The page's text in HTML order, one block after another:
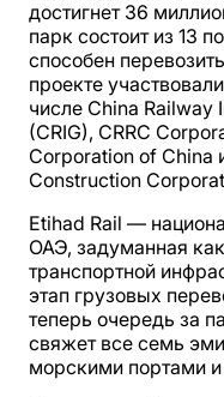
достигнет 36
парк состоит из 13
способен
проекте
числе China Railway
(CRIG), CRRC
Corporation of China
Construction
Etihad Rail —
ОАЭ, задуманная
транспортной
этап грузовых
теперь очередь за
свяжет все семь
морскими портами